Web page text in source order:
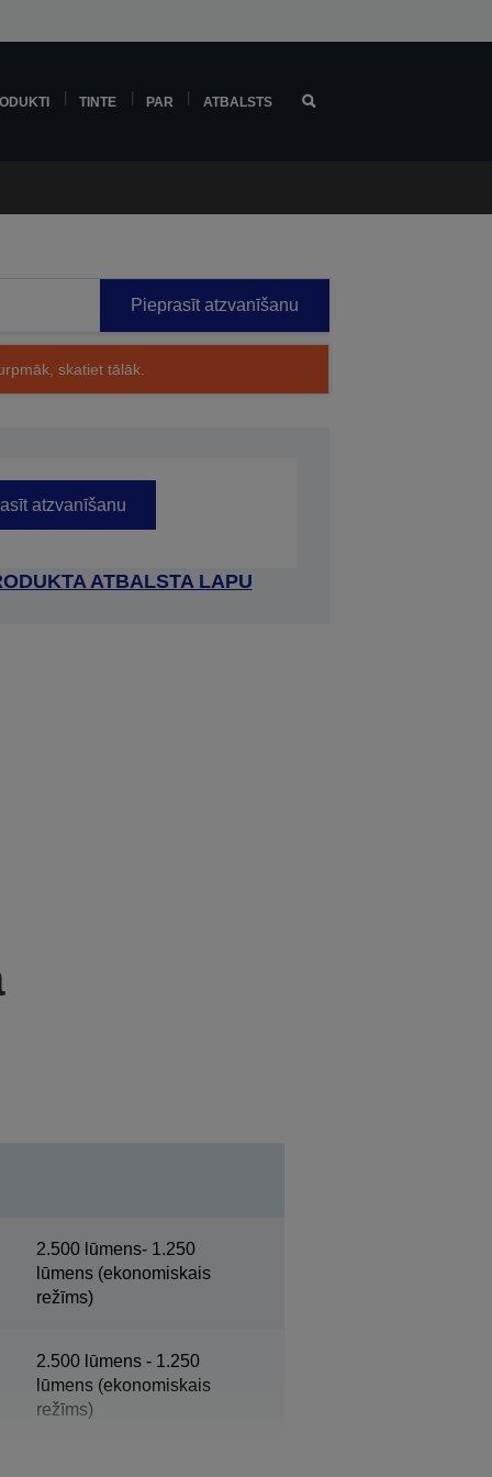
TINTE PAR ATBALSTS
Pieprasīt atzvanīšanu
skatiet tālāk.
atzvanīšanu
ATBALSTA LAPU
2.500 lūmens- 1.250
lūmens (ekonomiskais
režīms)
2.500 lūmens - 1.250
lūmens (ekonomiskais
režīms)